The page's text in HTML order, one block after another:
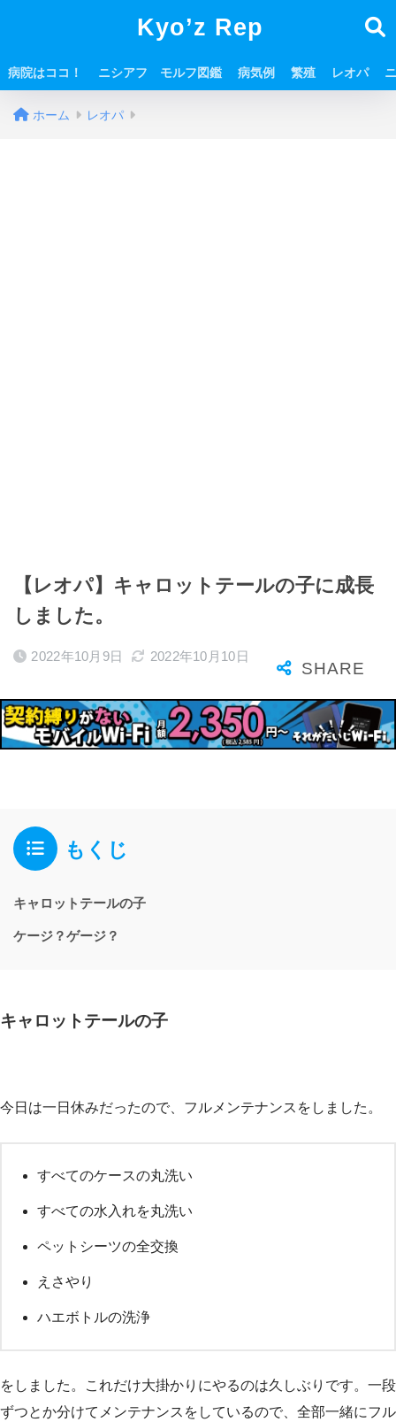
Kyo’z Rep
病院はココ！ ニシアフ モルフ図鑑 病気例 繁殖 レオパ
ホーム レオパ
【レオパ】キャロットテールの子に成長
しました。
2022年10月9日 2022年10月10日
もくじ
キャロットテールの子
ケージ？ゲージ？
キャロットテールの子
今日は一日休みだったので、フルメンテナンスをしました。
すべてのケースの丸洗い
すべての水入れを丸洗い
ペットシーツの全交換
えさやり
ハエボトルの洗浄
をしました。これだけ大掛かりにやるのは久しぶりです。一段
ずつとか分けてメンテナンスをしているので、全部一緒にフル